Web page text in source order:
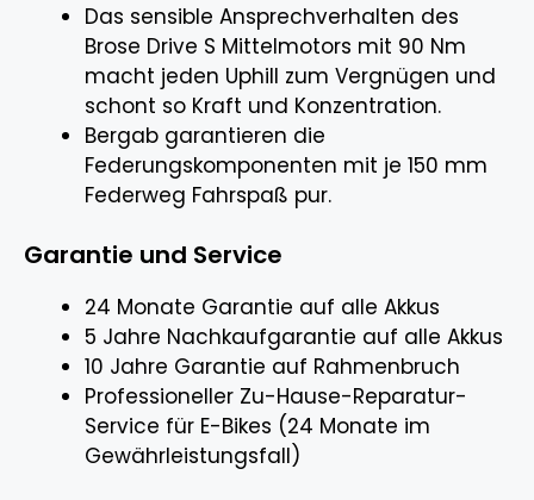
Das sensible Ansprechverhalten des
Brose Drive S Mittelmotors mit 90 Nm
macht jeden Uphill zum Vergnügen und
schont so Kraft und Konzentration.
Bergab garantieren die
Federungskomponenten mit je 150 mm
Federweg Fahrspaß pur.
Garantie und Service
24 Monate Garantie auf alle Akkus
5 Jahre Nachkaufgarantie auf alle Akkus
10 Jahre Garantie auf Rahmenbruch
Professioneller Zu-Hause-Reparatur-
Service für E-Bikes (24 Monate im
Gewährleistungsfall)